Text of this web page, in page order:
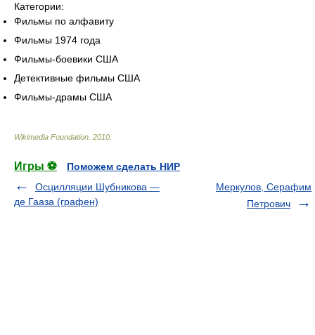
Категории:
Фильмы по алфавиту
Фильмы 1974 года
Фильмы-боевики США
Детективные фильмы США
Фильмы-драмы США
Wikimedia Foundation 2010
Игры ⚽
Поможем сделать НИР
Осцилляции Шубникова —
де Гааза (графен)
Меркулов, Серафим
Петрович